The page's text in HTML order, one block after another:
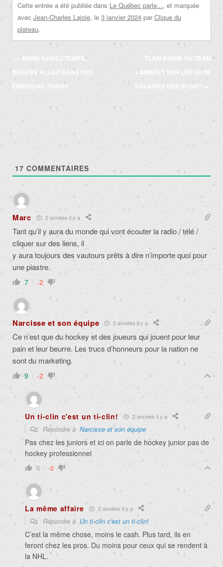
Cette entrée a été publiée dans Le Québec parle..., et marquée
avec Jean-Charles Lajoie, le 3 janvier 2024 par Clique du
plateau.
Navigation
des
articles
← MÊME DANS L’TEMPS,
BÉRUBÉ ALLAIT DANS DES
ÉMISSIONS TRASH!
TEAM BONIN OU TEAM
LAMBERT SUR LES GROS
SALAIRES DES BOSS?
→
17 COMMENTAIRES
Marc 2 années il y a
Tant qu’il y aura du monde qui vont écouter la radio / télé /
cliquer sur des liens, il
y aura toujours des vautours prêts à dire n’importe quoi pour
une piastre.
7 -2
Narcisse et son équipe 2 années il y a
Ce n’est que du hockey et des joueurs qui jouent pour leur
pain et leur beurre. Les trucs d’honneurs pour la nation ne
sont du marketing.
9 -2
Un ti-clin c'est un ti-clin! 2 années il y a
Répondre à Narcisse et son équipe
Pas chez les juniors et ici on parle de hockey junior pas de
hockey professionnel
0 -2
La même affaire 2 années il y a
Répondre à Un ti-clin c'est un ti-clin!
C’est la même chose, moins le cash. Plus tard, ils en
feront chez les pros. Du moins pour ceux qui se rendent à
la NHL.